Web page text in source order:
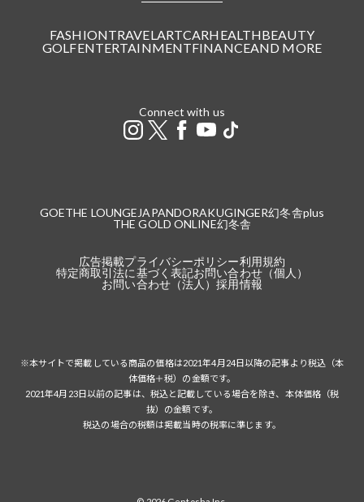
FASHIONTRAVELARTCARHEALTHBEAUTY
GOLFENTERTAINMENTFINANCEAND MORE
Connect with us
GOETHE LOUNGE JAPANDORAKUGINGER幻冬舎plus
THE GOLD ONLINE幻冬舎
広告掲載プライバシーポリシー利用規約
特定商取引法に基づく表記お問い合わせ（個人）
お問い合わせ（法人）採用情報
※本サイトで掲載している商品の価格は2021年4月24日以降の記事より税込（本
体価格＋税）の金額です。
2021年4月23日以前の記事は、税込と記載している場合を除き、本体価格（税
抜）の金額です。
税込の場合の税額は掲載当時の税率に準じます。